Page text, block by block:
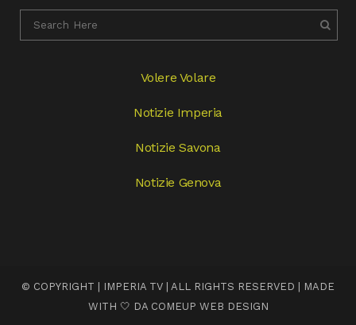
Volere Volare
Notizie Imperia
Notizie Savona
Notizie Genova
© COPYRIGHT | IMPERIA TV | ALL RIGHTS RESERVED | MADE
WITH 🤍 DA COMEUP WEB DESIGN